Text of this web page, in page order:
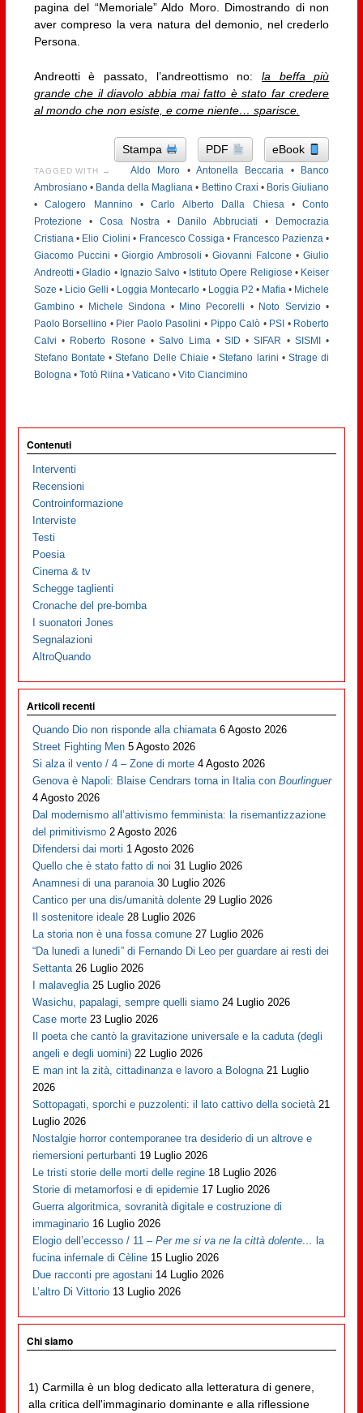
pagina del “Memoriale” Aldo Moro. Dimostrando di non
aver compreso la vera natura del demonio, nel crederlo
Persona.
Andreotti è passato, l’andreottismo no: la beffa più
grande che il diavolo abbia mai fatto è stato far credere
al mondo che non esiste, e come niente… sparisce.
Stampa PDF eBook
TAGGED WITH → Aldo Moro • Antonella Beccaria •
Banco
Ambrosiano• Banda della Magliana • Bettino Craxi • Boris Giuliano
•Calogero Mannino•Carlo Alberto Dalla Chiesa•Conto
Protezione • Cosa Nostra• Danilo Abbruciati •
Democrazia
Cristiana• Elio Ciolini • Francesco Cossiga• Francesco Pazienza•
Giacomo Puccini • Giorgio Ambrosoli •Giovanni Falcone •Giulio
Andreotti •Gladio • Ignazio Salvo • Istituto Opere Religiose • Keiser
Soze • Licio Gelli • Loggia Montecarlo • Loggia P2 • Mafia • Michele
Gambino• Michele Sindona • Mino Pecorelli • Noto Servizio•
Paolo Borsellino • Pier Paolo Pasolini • Pippo Calò • PSI • Roberto
Calvi • Roberto Rosone •Salvo Lima • SID •SIFAR •SISMI
•
Stefano Bontate •Stefano Delle Chiaie •Stefano larini •Strage di
Bologna• Totò Riina• Vaticano• Vito Ciancimino
Contenuti
Interventi
Recensioni
Controinformazione
Interviste
Testi
Poesia
Cinema & tv
Schegge taglienti
Cronache del pre-bomba
I suonatori Jones
Segnalazioni
AltroQuando
Articoli recenti
Quando Dio non risponde alla chiamata 6 Agosto 2026
Street Fighting Men 5 Agosto 2026
Si alza il vento / 4 – Zone di morte 4 Agosto 2026
Genova è Napoli: Blaise Cendrars torna in Italia conBourlinguer
4 Agosto 2026
Dal modernismo all’attivismo femminista: la risemantizzazione
del primitivismo 2 Agosto 2026
Difendersi dai morti 1 Agosto 2026
Quello che è stato fatto di noi 31 Luglio 2026
Anamnesi di una paranoia 30 Luglio 2026
Cantico per una dis/umanità dolente 29 Luglio 2026
Il sostenitore ideale 28 Luglio 2026
La storia non è una fossa comune 27 Luglio 2026
“Da lunedì a lunedì” di Fernando Di Leo per guardare ai resti dei
Settanta 26 Luglio 2026
I malaveglia 25 Luglio 2026
Wasichu, papalagi, sempre quelli siamo 24 Luglio 2026
Case morte 23 Luglio 2026
Il poeta che cantò la gravitazione universale e la caduta (degli
angeli e degli uomini) 22 Luglio 2026
E man int la zità, cittadinanza e lavoro a Bologna 21 Luglio
2026
Sottopagati, sporchi e puzzolenti: il lato cattivo della società 21
Luglio 2026
Nostalgie horror contemporanee tra desiderio di un altrove e
riemersioni perturbanti 19 Luglio 2026
Le tristi storie delle morti delle regine 18 Luglio 2026
Storie di metamorfosi e di epidemie 17 Luglio 2026
Guerra algoritmica, sovranità digitale e costruzione di
immaginario 16 Luglio 2026
Elogio dell’eccesso / 11 –Per me si va ne la città dolente… la
fucina infernale di Cèline 15 Luglio 2026
Due racconti pre agostani 14 Luglio 2026
L’altro Di Vittorio 13 Luglio 2026
Chi siamo
1) Carmilla è un blog dedicato alla letteratura di genere,
alla critica dell'immaginario dominante e alla riflessione